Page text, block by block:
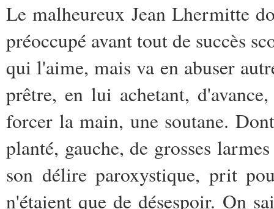
Le malheureux Jean Lhermitte
préoccupé avant tout de succès
qui l'aime, mais va en abuser
prêtre, en lui achetant,
forcer la main, une soutane.
planté, gauche, de grosses
son délire paroxystique, prit
n'étaient que de désespoir. On